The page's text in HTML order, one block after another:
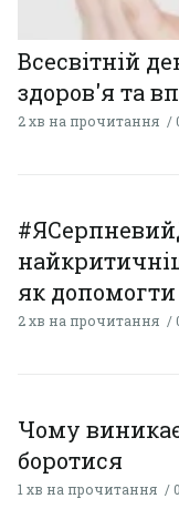
Всесвітній
здоров'я та
2 хв на прочитання
як допомогти
2 хв на прочитання
Чому
боротися
1 хв на прочитання